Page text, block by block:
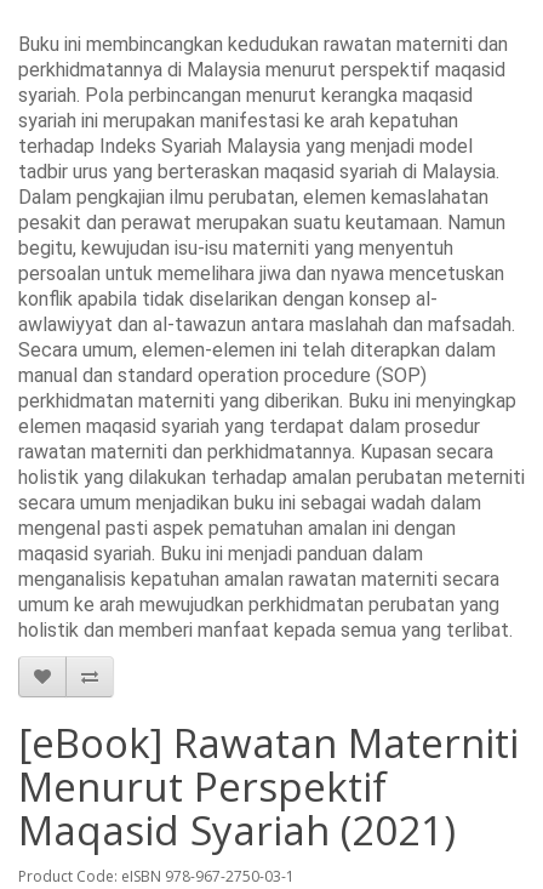
Buku ini membincangkan kedudukan rawatan materniti dan
perkhidmatannya di Malaysia menurut perspektif maqasid
syariah. Pola perbincangan menurut kerangka maqasid
syariah ini merupakan manifestasi ke arah kepatuhan
terhadap Indeks Syariah Malaysia yang menjadi model
tadbir urus yang berteraskan maqasid syariah di Malaysia.
Dalam pengkajian ilmu perubatan, elemen kemaslahatan
pesakit dan perawat merupakan suatu keutamaan. Namun
begitu, kewujudan isu-isu materniti yang menyentuh
persoalan untuk memelihara jiwa dan nyawa mencetuskan
konflik apabila tidak diselarikan dengan konsep al-
awlawiyyat dan al-tawazun antara maslahah dan mafsadah.
Secara umum, elemen-elemen ini telah diterapkan dalam
manual dan standard operation procedure (SOP)
perkhidmatan materniti yang diberikan. Buku ini menyingkap
elemen maqasid syariah yang terdapat dalam prosedur
rawatan materniti dan perkhidmatannya. Kupasan secara
holistik yang dilakukan terhadap amalan perubatan meterniti
secara umum menjadikan buku ini sebagai wadah dalam
mengenal pasti aspek pematuhan amalan ini dengan
maqasid syariah. Buku ini menjadi panduan dalam
menganalisis kepatuhan amalan rawatan materniti secara
umum ke arah mewujudkan perkhidmatan perubatan yang
holistik dan memberi manfaat kepada semua yang terlibat.
[eBook] Rawatan Materniti
Menurut Perspektif
Maqasid Syariah (2021)
Product Code: eISBN 978-967-2750-03-1